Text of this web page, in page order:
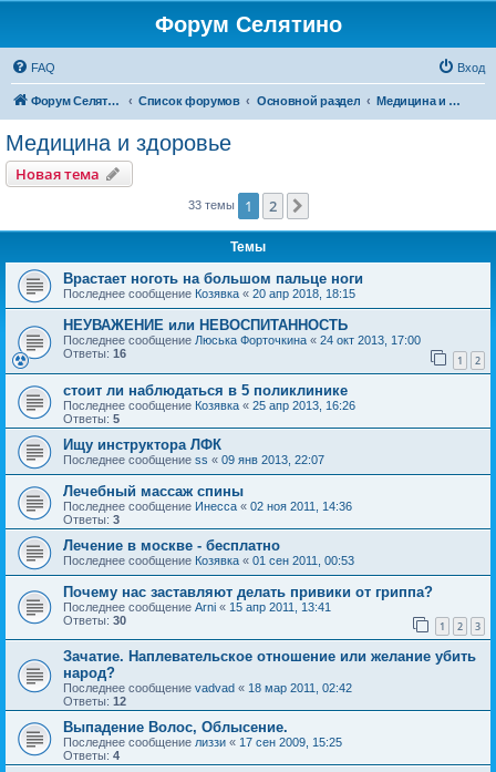
Форум Селятино
FAQ Вход
Форум Селятино Список форумов Основной раздел Медицина и здоровье
Медицина и здоровье
Новая тема
33 темы 1 2
Темы
Врастает ноготь на большом пальце ноги
Последнее сообщение Козявка « 20 апр 2018, 18:15
НЕУВАЖЕНИЕ или НЕВОСПИТАННОСТЬ
Последнее сообщение Люська Форточкина « 24 окт 2013, 17:00
Ответы: 16 1 2
стоит ли наблюдаться в 5 поликлинике
Последнее сообщение Козявка « 25 апр 2013, 16:26
Ответы: 5
Ищу инструктора ЛФК
Последнее сообщение ss « 09 янв 2013, 22:07
Лечебный массаж спины
Последнее сообщение Инесса « 02 ноя 2011, 14:36
Ответы: 3
Лечение в москве - бесплатно
Последнее сообщение Козявка « 01 сен 2011, 00:53
Почему нас заставляют делать привики от гриппа?
Последнее сообщение Arni « 15 апр 2011, 13:41
Ответы: 30 1 2 3
Зачатие. Наплевательское отношение или желание убить
народ?
Последнее сообщение vadvad « 18 мар 2011, 02:42
Ответы: 12
Выпадение Волос, Облысение.
Последнее сообщение лиззи « 17 сен 2009, 15:25
Ответы: 4